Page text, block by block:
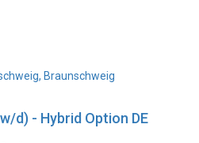
Braunschweig
d) - Hybrid Option DE